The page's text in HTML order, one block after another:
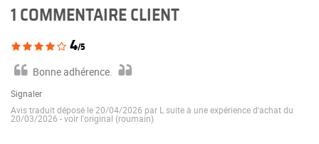
1 COMMENTAIRE CLIENT
4/5
Bonne adhérence.
Signaler
Avis traduit déposé le 20/04/2026 par L suite à une expérience d'achat du
20/03/2026 -voir l'original (roumain)